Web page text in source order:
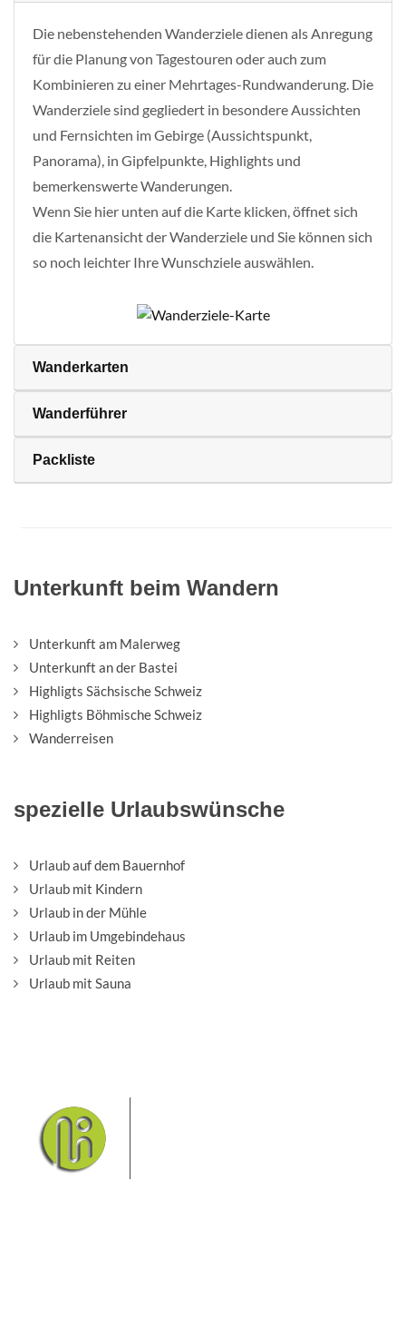
Die nebenstehenden Wanderziele dienen als Anregung
für die Planung von Tagestouren oder auch zum
Kombinieren zu einer Mehrtages-Rundwanderung. Die
Wanderziele sind gegliedert in besondere Aussichten
und Fernsichten im Gebirge (Aussichtspunkt,
Panorama), in Gipfelpunkte, Highlights und
bemerkenswerte Wanderungen.
Wenn Sie hier unten auf die Karte klicken, öffnet sich
die Kartenansicht der Wanderziele und Sie können sich
so noch leichter Ihre Wunschziele auswählen.
Wanderkarten
Wanderführer
Packliste
Unterkunft beim Wandern
Unterkunft am Malerweg
Unterkunft an der Bastei
Highligts Sächsische Schweiz
Highligts Böhmische Schweiz
Wanderreisen
spezielle Urlaubswünsche
Urlaub auf dem Bauernhof
Urlaub mit Kindern
Urlaub in der Mühle
Urlaub im Umgebindehaus
Urlaub mit Reiten
Urlaub mit Sauna